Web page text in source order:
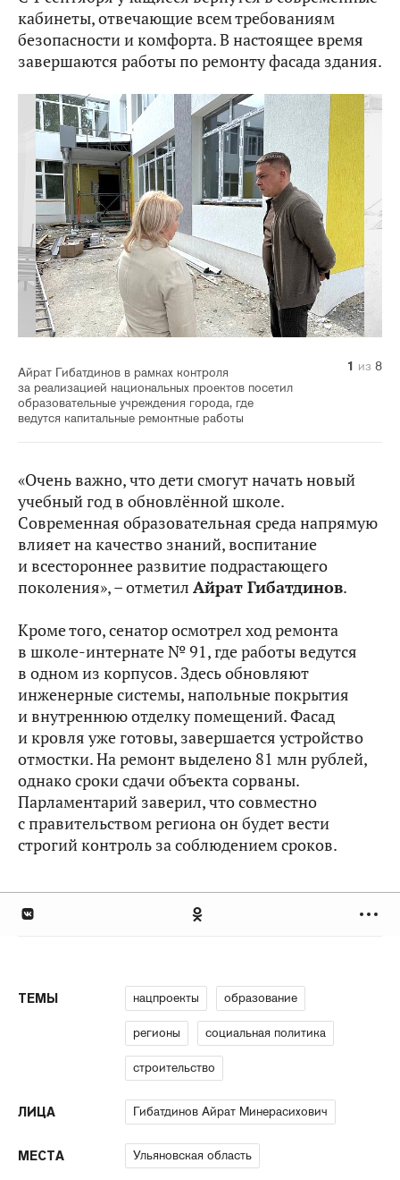
кабинеты, отвечающие всем требованиям
безопасности и комфорта. В настоящее время
завершаются работы по ремонту фасада здания.
Айрат Гибатдинов в рамках контроля
за реализацией национальных проектов посетил
образовательные учреждения города, где
ведутся капитальные ремонтные работы
1 из 8
2 из 8
3 из 8
4 из 8
5 из 8
6 из 8
7 из 8
8 из 8
«Очень важно, что дети смогут начать новый
учебный год в обновлённой школе.
Современная образовательная среда напрямую
влияет на качество знаний, воспитание
и всестороннее развитие подрастающего
поколения», – отметил Айрат Гибатдинов.
Кроме того, сенатор осмотрел ход ремонта
в школе-интернате № 91, где работы ведутся
в одном из корпусов. Здесь обновляют
инженерные системы, напольные покрытия
и внутреннюю отделку помещений. Фасад
и кровля уже готовы, завершается устройство
отмостки. На ремонт выделено 81 млн рублей,
однако сроки сдачи объекта сорваны.
Парламентарий заверил, что совместно
с правительством региона он будет вести
строгий контроль за соблюдением сроков.
ТЕМЫ нацпроекты образование
регионы социальная политика
строительство
ЛИЦА Гибатдинов Айрат Минерасихович
МЕСТА Ульяновская область